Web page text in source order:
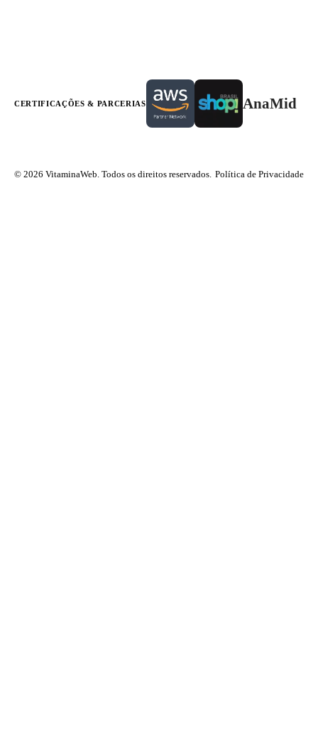
CERTIFICAÇÕES & PARCERIAS AnaMid
© 2026 VitaminaWeb. Todos os direitos reservados. Política de Privacidade